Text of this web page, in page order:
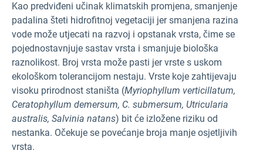
Kao predviđeni učinak klimatskih promjena, smanjenje
padalina šteti hidrofitnoj vegetaciji jer smanjena razina
vode može utjecati na razvoj i opstanak vrsta, čime se
pojednostavnjuje sastav vrsta i smanjuje biološka
raznolikost. Broj vrsta može pasti jer vrste s uskom
ekološkom tolerancijom nestaju. Vrste koje zahtijevaju
visoku prirodnost staništa (Myriophyllum verticillatum,
Ceratophyllum demersum, C. submersum, Utricularia
australis, Salvinia natans) bit će izložene riziku od
nestanka. Očekuje se povećanje broja manje osjetljivih
vrsta.